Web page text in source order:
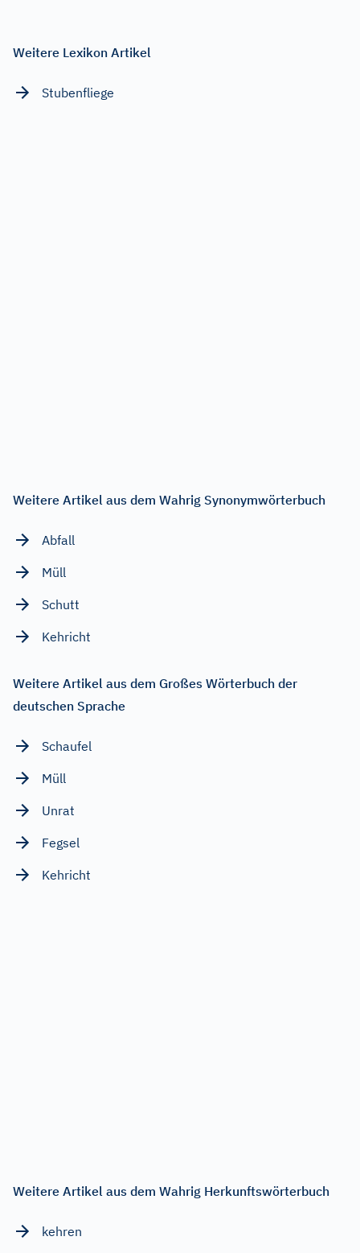
Weitere Lexikon Artikel
Stubenfliege
Weitere Artikel aus dem Wahrig Synonymwörterbuch
Abfall
Müll
Schutt
Kehricht
Weitere Artikel aus dem Großes Wörterbuch der
deutschen Sprache
Schaufel
Müll
Unrat
Fegsel
Kehricht
Weitere Artikel aus dem Wahrig Herkunftswörterbuch
kehren